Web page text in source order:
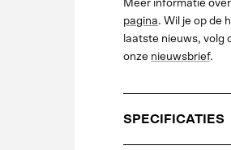
Meer informatie
pagina. Wil je op de
laatste nieuws, volg
onze nieuwsbrief.
SPECIFICATIES